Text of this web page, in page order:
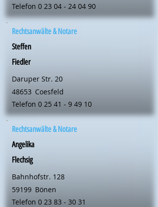
Telefon 0 23 04 - 24 04 90
Rechtsanwälte & Notare
Steffen
Fiedler
Daruper Str. 20
48653 Coesfeld
Telefon 0 25 41 - 9 49 10
Rechtsanwälte & Notare
Angelika
Flechsig
Bahnhofstr. 128
59199 Bönen
Telefon 0 23 83 - 30 31